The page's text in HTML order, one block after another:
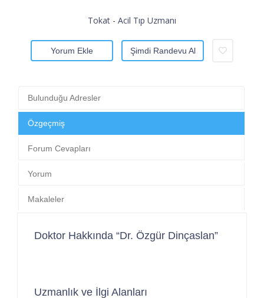
Tokat - Acil Tıp Uzmanı
Yorum Ekle Şimdi Randevu Al
Bulunduğu Adresler
Özgeçmiş
Forum Cevapları
Yorum
Makaleler
Doktor Hakkında “Dr. Özgür Dinçaslan”
Uzmanlık ve İlgi Alanları